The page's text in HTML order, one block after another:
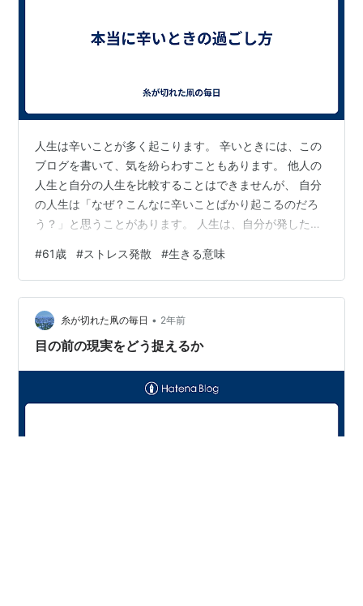
人生は辛いことが多く起こります。 辛いときには、この
ブログを書いて、気を紛らわすこともあります。 他人の
人生と自分の人生を比較することはできませんが、 自分
の人生は「なぜ？こんなに辛いことばかり起こるのだろ
う？」と思うことがあります。 人生は、自分が発したも
多いです。 仕事がある日には、義務感から行動して、行
動しているときには嫌なことは忘れることができます。
しかし、家にいるときや、休みの日には、嫌なことを思
い出して、布団の中から出ることができないときがあり
ます。 そんなときにはスマホでYouTubeを検索して、元
#61歳 #ストレス発散 #生きる意味
糸が切れた凧の毎日 • 2年前
目の前の現実をどう捉えるか